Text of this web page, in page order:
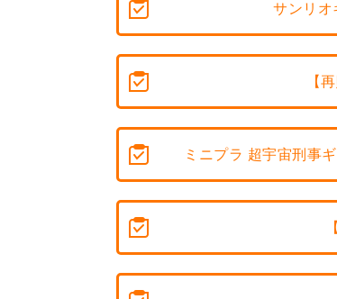
サンリオ
【
ミニプラ 超宇宙刑事